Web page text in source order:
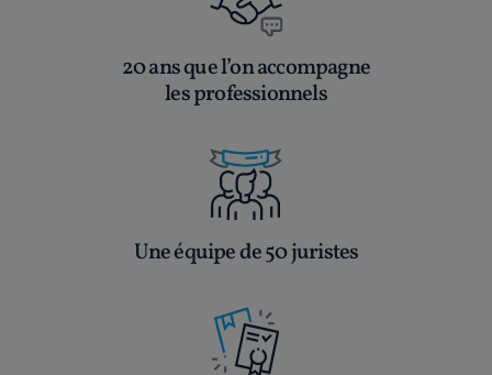
20 ans que l’on accompagne
les professionnels
Une équipe de 50 juristes